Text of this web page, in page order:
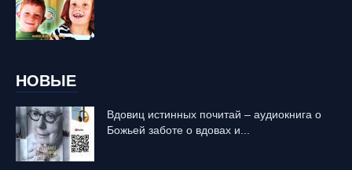
НОВЫЕ
Вдовиц истинных почитай – аудиокнига о
Божьей заботе о вдовах и...